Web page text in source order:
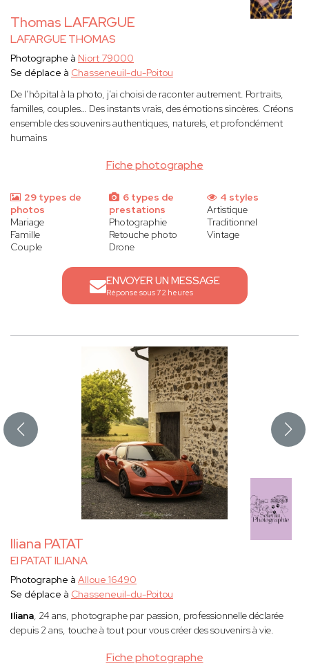
Thomas LAFARGUE
LAFARGUE THOMAS
Fiche photographe
Photographe à Niort 79000
Se déplace à Chasseneuil-du-Poitou
De l’hôpital à la photo, j’ai choisi de raconter autrement. Portraits,
familles, couples… Des instants vrais, des émotions sincères. Créons
ensemble des souvenirs authentiques, naturels, et profondément
humains
29 types de
photos
Mariage
Famille
Couple
6 types de
prestations
Photographie
Retouche photo
Drone
4 styles
Artistique
Traditionnel
Vintage
ENVOYER UN MESSAGE
Réponse sous 72 heures
Iliana PATAT
EI PATAT ILIANA
Fiche photographe
Photographe à Alloue 16490
Se déplace à Chasseneuil-du-Poitou
Iliana, 24 ans, photographe par passion, professionnelle déclarée
depuis 2 ans, touche à tout pour vous créer des souvenirs à vie.